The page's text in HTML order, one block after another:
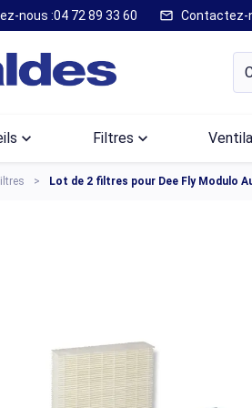
nous :04 72 89 33 60 mail Contactez-
keyboard_arrow_down Filtres keyboard_arrow_down
Lot de 2 filtres pour Dee Fly Modulo